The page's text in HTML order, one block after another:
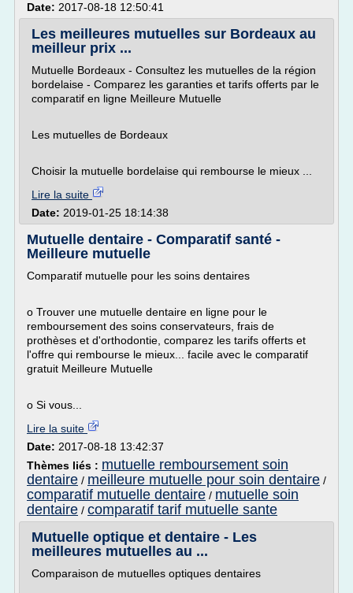
Date: 2017-08-18 12:50:41
Les meilleures mutuelles sur Bordeaux au
meilleur prix ...
Mutuelle Bordeaux - Consultez les mutuelles de la région
bordelaise - Comparez les garanties et tarifs offerts par le
comparatif en ligne Meilleure Mutuelle
Les mutuelles de Bordeaux
Choisir la mutuelle bordelaise qui rembourse le mieux ...
Lire la suite
Date: 2019-01-25 18:14:38
Mutuelle dentaire - Comparatif santé -
Meilleure mutuelle
Comparatif mutuelle pour les soins dentaires
o Trouver une mutuelle dentaire en ligne pour le
remboursement des soins conservateurs, frais de
prothèses et d'orthodontie, comparez les tarifs offerts et
l'offre qui rembourse le mieux... facile avec le comparatif
gratuit Meilleure Mutuelle
o Si vous...
Lire la suite
Date: 2017-08-18 13:42:37
Thèmes liés : mutuelle remboursement soin
dentaire / meilleure mutuelle pour soin dentaire /
comparatif mutuelle dentaire / mutuelle soin
dentaire / comparatif tarif mutuelle sante
Mutuelle optique et dentaire - Les
meilleures mutuelles au ...
Comparaison de mutuelles optiques dentaires